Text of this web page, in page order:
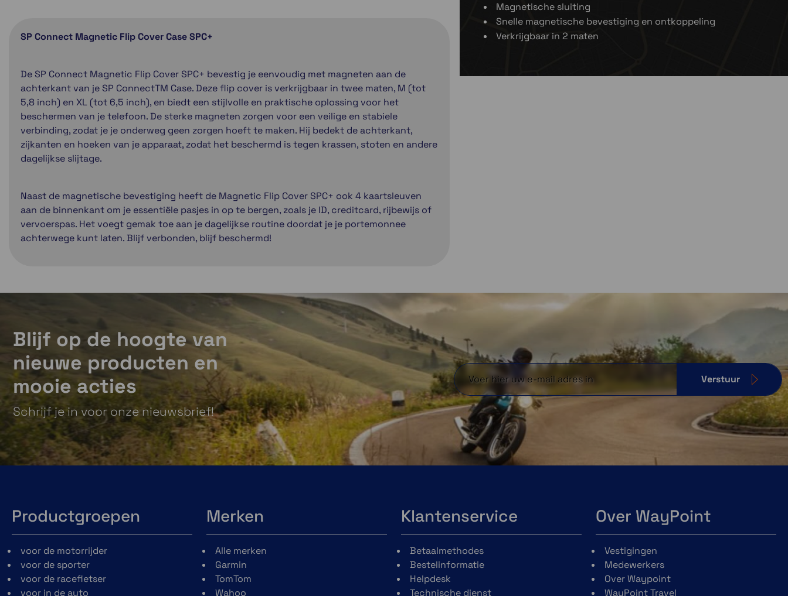
SP Connect Magnetic Flip Cover Case SPC+
De SP Connect Magnetic Flip Cover SPC+ bevestig je eenvoudig met magneten aan de
achterkant van je SP ConnectTM Case. Deze flip cover is verkrijgbaar in twee maten, M (tot
5,8 inch) en XL (tot 6,5 inch), en biedt een stijlvolle en praktische oplossing voor het
beschermen van je telefoon. De sterke magneten zorgen voor een veilige en stabiele
verbinding, zodat je je onderweg geen zorgen hoeft te maken. Hij bedekt de achterkant,
zijkanten en hoeken van je apparaat, zodat het beschermd is tegen krassen, stoten en andere
dagelijkse slijtage.
Naast de magnetische bevestiging heeft de Magnetic Flip Cover SPC+ ook 4 kaartsleuven
aan de binnenkant om je essentiële pasjes in op te bergen, zoals je ID, creditcard, rijbewijs of
vervoerspas. Het voegt gemak toe aan je dagelijkse routine doordat je je portemonnee
achterwege kunt laten. Blijf verbonden, blijf beschermd!
Magnetische sluiting
Snelle magnetische bevestiging en ontkoppeling
Verkrijgbaar in 2 maten
Blijf op de hoogte van
nieuwe producten en
mooie acties
Schrijf je in voor onze nieuwsbrief!
Verstuur
Productgroepen
voor de motorrijder
voor de sporter
voor de racefietser
voor in de auto
Merken
Alle merken
Garmin
TomTom
Wahoo
Klantenservice
Betaalmethodes
Bestelinformatie
Helpdesk
Technische dienst
Over WayPoint
Vestigingen
Medewerkers
Over Waypoint
WayPoint Travel